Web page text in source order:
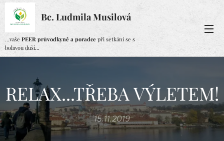
Bc. Ludmila Musilová
...vaše PEER průvodkyně a poradce při setkání se s
bolavou duší...
RELAX...TŘEBA VÝLETEM!
15.11.2019